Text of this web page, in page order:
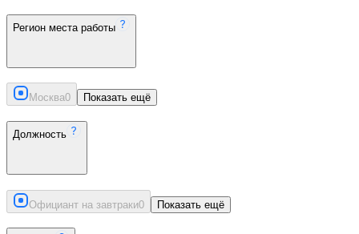
Регион места работы
Москва0 Показать ещё
Должность
Официант на завтраки0 Показать ещё